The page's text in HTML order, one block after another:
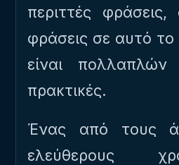
περιττές
φράσεις σε αυτό το
είναι
πρακτικές.
Ένας από τους
ελεύθερους